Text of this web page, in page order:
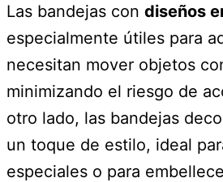
Las bandejas con diseños
especialmente útiles para
necesitan mover objetos
minimizando el riesgo de
otro lado, las bandejas
un toque de estilo, ideal
especiales o para